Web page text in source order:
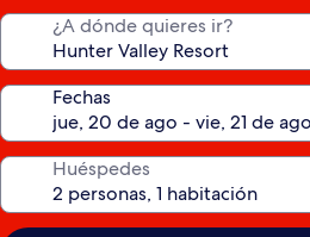
¿A dónde quieres ir?
Fechas
Huéspedes